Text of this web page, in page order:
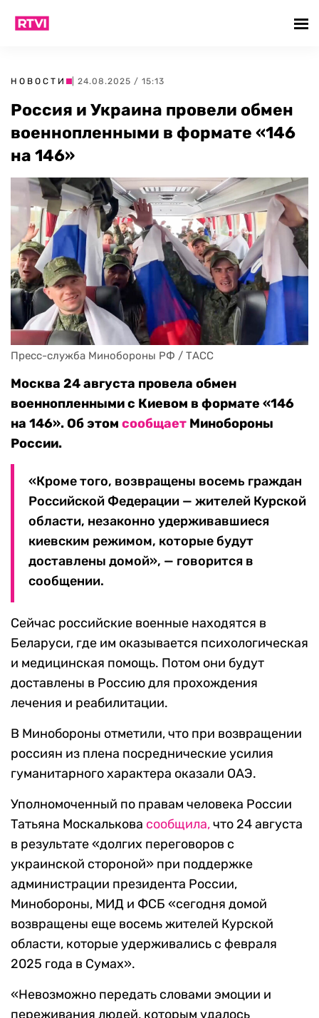
НОВОСТИ | 24.08.2025 / 15:13
Россия и Украина провели обмен
военнопленными в формате «146
на 146»
Пресс-служба Минобороны РФ / ТАСС
Москва 24 августа провела обмен
военнопленными с Киевом в формате «146
на 146». Об этом сообщает Минобороны
России.
«Кроме того, возвращены восемь граждан
Российской Федерации — жителей Курской
области, незаконно удерживавшиеся
киевским режимом, которые будут
доставлены домой», — говорится в
сообщении.
Сейчас российские военные находятся в
Беларуси, где им оказывается психологическая
и медицинская помощь. Потом они будут
доставлены в Россию для прохождения
лечения и реабилитации.
В Минобороны отметили, что при возвращении
россиян из плена посреднические усилия
гуманитарного характера оказали ОАЭ.
Уполномоченный по правам человека России
Татьяна Москалькова сообщила,что 24 августа
в результате «долгих переговоров с
украинской стороной» при поддержке
администрации президента России,
Минобороны, МИД и ФСБ «сегодня домой
возвращены еще восемь жителей Курской
области, которые удерживались с февраля
2025 года в Сумах».
«Невозможно передать словами эмоции и
переживания людей, которым удалось